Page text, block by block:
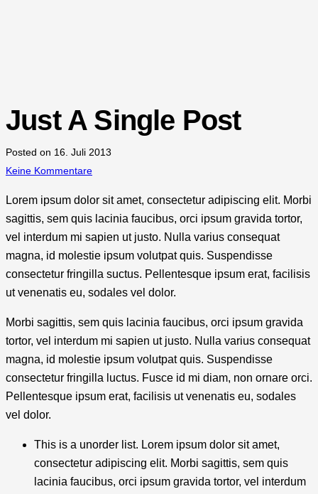
Just A Single Post
Posted on 16. Juli 2013
Keine Kommentare
Lorem ipsum dolor sit amet, consectetur adipiscing elit. Morbi
sagittis, sem quis lacinia faucibus, orci ipsum gravida tortor,
vel interdum mi sapien ut justo. Nulla varius consequat
magna, id molestie ipsum volutpat quis. Suspendisse
consectetur fringilla suctus. Pellentesque ipsum erat, facilisis
ut venenatis eu, sodales vel dolor.
Morbi sagittis, sem quis lacinia faucibus, orci ipsum gravida
tortor, vel interdum mi sapien ut justo. Nulla varius consequat
magna, id molestie ipsum volutpat quis. Suspendisse
consectetur fringilla luctus. Fusce id mi diam, non ornare orci.
Pellentesque ipsum erat, facilisis ut venenatis eu, sodales
vel dolor.
This is a unorder list. Lorem ipsum dolor sit amet,
consectetur adipiscing elit. Morbi sagittis, sem quis
lacinia faucibus, orci ipsum gravida tortor, vel interdum